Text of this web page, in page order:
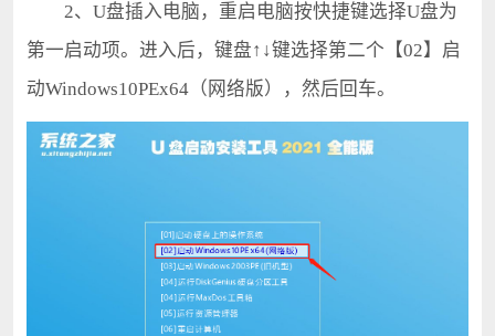
2、U盘插入电脑，重启电脑按快捷键选择U盘为
第一启动项。进入后，键盘↑↓键选择第二个【02】启
动Windows10PEx64（网络版），然后回车。